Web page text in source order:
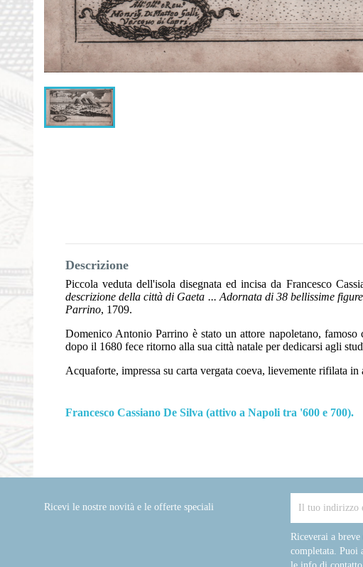
Descrizione
Piccola veduta dell'isola disegnata ed incisa da Francesco
descrizione della città di Gaeta ... Adornata di 38 bellissime
Parrino, 1709.
Domenico Antonio Parrino è stato un attore napoletano,
dopo il 1680 fece ritorno alla sua città natale per dedicarsi agli
Acquaforte, impressa su carta vergata coeva, lievemente rifilata
Francesco Cassiano De Silva (attivo a Napoli tra '600 e 700).
Ricevi le nostre novità e le offerte speciali
Riceverai a
completata. Puoi